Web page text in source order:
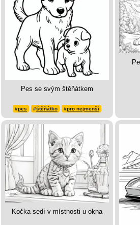
Pes se svým štěňátkem
#pes #štěňátko #pro nejmenší
Kočka sedí v místnosti u okna